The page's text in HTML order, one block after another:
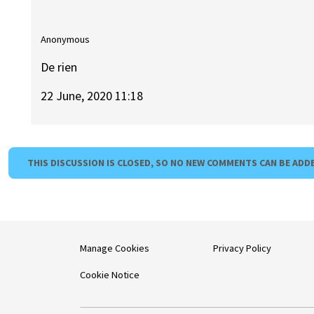
Anonymous
De rien
22 June, 2020 11:18
THIS DISCUSSION IS CLOSED, SO NO NEW COMMENTS CAN BE
Manage Cookies
Cookie Notice
Privacy Policy